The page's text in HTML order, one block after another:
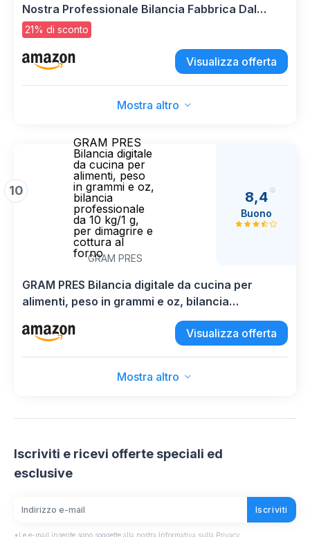
Nostra Professionale Bilancia Fabbrica Dal
2001, Bilancia da Cucina Digitale per Cucinare e
Cuocere al Forno, LED 3*AAA, Nero
21% di sconto
Visualizza offerta
Mostra altro
10
GRAM PRES
Bilancia digitale
da cucina per
alimenti, peso
in grammi e oz,
bilancia
professionale
da 10 kg/1 g,
per dimagrire e
cottura al
fornoGRAM PRES
8,4
Buono
GRAM PRES Bilancia digitale da cucina per
alimenti, peso in grammi e oz, bilancia
professionale da 10 kg/1 g, per dimagrire e
cottura al forno
Visualizza offerta
Mostra altro
Iscriviti e ricevi offerte speciali ed
esclusive
Iscriviti
*Le e-mail inserite sono soggette alla nostra Informativa sulla Privacy